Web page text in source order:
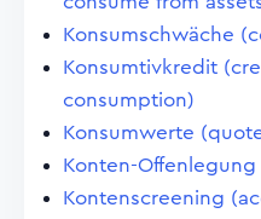
Konsumschwäche
Konsumtivkredit
consumption)
Konsumwerte
Konten-
Kontenscreening